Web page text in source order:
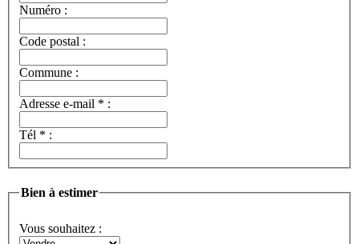
Numéro :
Code postal :
Commune :
Adresse e-mail * :
Tél * :
Bien à estimer
Vous souhaitez :